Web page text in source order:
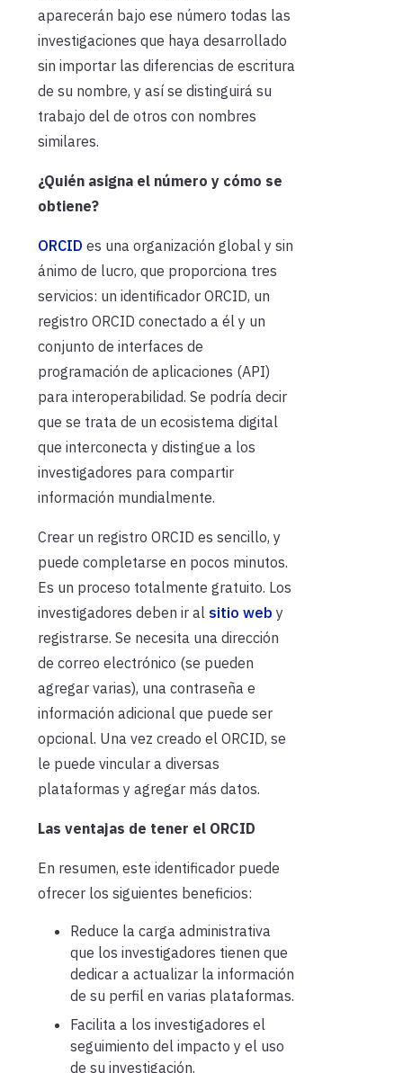
aparecerán bajo ese número todas las
investigaciones que haya desarrollado
sin importar las diferencias de escritura
de su nombre, y así se distinguirá su
trabajo del de otros con nombres
similares.
¿Quién asigna el número y cómo se
obtiene?
ORCID es una organización global y sin
ánimo de lucro, que proporciona tres
servicios: un identificador ORCID, un
registro ORCID conectado a él y un
conjunto de interfaces de
programación de aplicaciones (API)
para interoperabilidad. Se podría decir
que se trata de un ecosistema digital
que interconecta y distingue a los
investigadores para compartir
información mundialmente.
Crear un registro ORCID es sencillo, y
puede completarse en pocos minutos.
Es un proceso totalmente gratuito. Los
investigadores deben ir al sitio web y
registrarse. Se necesita una dirección
de correo electrónico (se pueden
agregar varias), una contraseña e
información adicional que puede ser
opcional. Una vez creado el ORCID, se
le puede vincular a diversas
plataformas y agregar más datos.
Las ventajas de tener el ORCID
En resumen, este identificador puede
ofrecer los siguientes beneficios:
Reduce la carga administrativa
que los investigadores tienen que
dedicar a actualizar la información
de su perfil en varias plataformas.
Facilita a los investigadores el
seguimiento del impacto y el uso
de su investigación.